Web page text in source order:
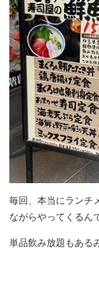
毎回、本当にランチ
ながらやってくるん
単品飲み放題もある